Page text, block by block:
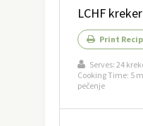
LCHF
Print
Serves: 24
Cooking Time: 5
pečenje